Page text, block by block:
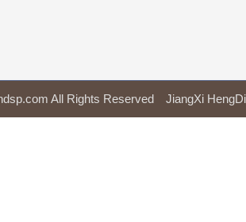
All Rights Reserved JiangXi